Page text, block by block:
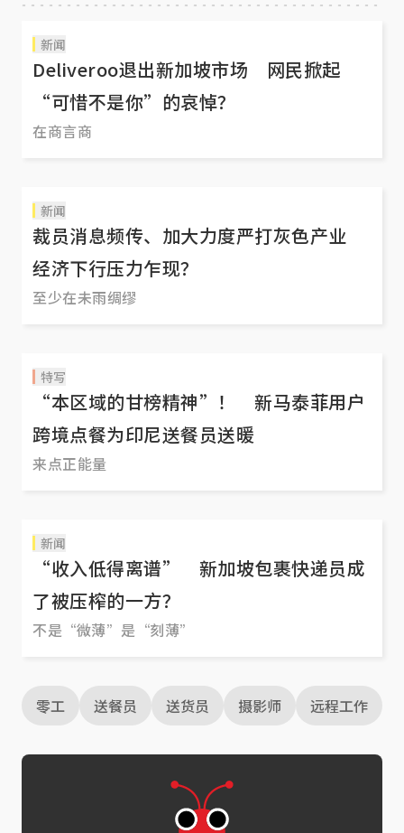
新闻
Deliveroo退出新加坡市场 网民掀起
“可惜不是你”的哀悼？
在商言商
新闻
裁员消息频传、加大力度严打灰色产业
经济下行压力乍现？
至少在未雨绸缪
特写
“本区域的甘榜精神”！ 新马泰菲用户
跨境点餐为印尼送餐员送暖
来点正能量
新闻
“收入低得离谱” 新加坡包裹快递员成
了被压榨的一方？
不是“微薄”是“刻薄”
零工 送餐员 送货员 摄影师 远程工作